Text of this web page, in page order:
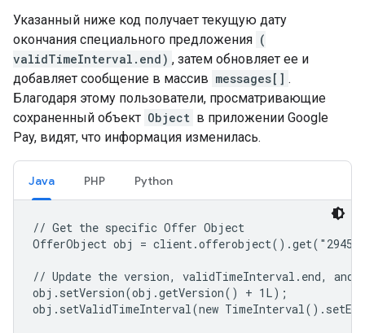
Указанный ниже код получает текущую дату
окончания специального предложения (
validTimeInterval.end) , затем обновляет ее и
добавляет сообщение в массив messages[] .
Благодаря этому пользователи, просматривающие
сохраненный объект Object в приложении Google
Pay, видят, что информация изменилась.
Java PHP Python
// Get the specific Offer Object
OfferObject obj =
// Update the version, validTimeInterval.end, and
obj.setVersion(obj.getVersion() + 1L);
obj.setValidTimeInterval(new